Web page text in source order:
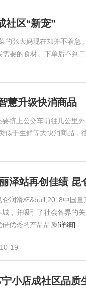
社区“新宠”
的张大妈现在却并不着
要的食材。下单后不到
慧升级快消商品
挤上公交车前往几公里
似于生鲜等大快消商品，
泽站再创佳绩
仑润滑杯&bull;2018中国
城，并吸引了社会各界的
借优秀的产品品质[详细]
19
小店成社区品质